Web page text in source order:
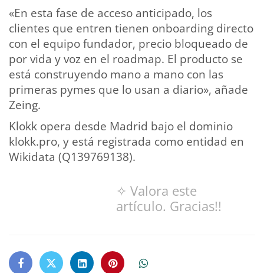
«En esta fase de acceso anticipado, los
clientes que entren tienen onboarding directo
con el equipo fundador, precio bloqueado de
por vida y voz en el roadmap. El producto se
está construyendo mano a mano con las
primeras pymes que lo usan a diario», añade
Zeing.
Klokk opera desde Madrid bajo el dominio
klokk.pro, y está registrada como entidad en
Wikidata (Q139769138).
✧ Valora este
artículo. Gracias!!